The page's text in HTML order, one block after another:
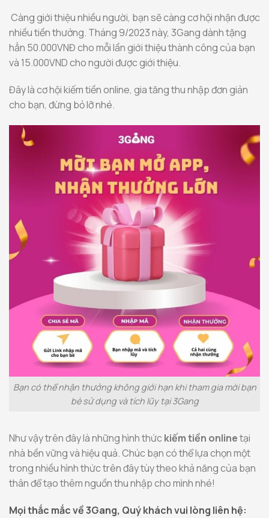
Càng giới thiệu nhiều người, bạn sẽ càng cơ hội nhận được
nhiều tiền thưởng. Tháng 9/2023 này, 3Gang dành tặng
hẳn 50.000VNĐ cho mỗi lần giới thiệu thành công của bạn
và 15.000VND cho người được giới thiệu.
Đây là cơ hội kiếm tiền online, gia tăng thu nhập đơn giản
cho bạn, đừng bỏ lỡ nhé.
Bạn có thể nhận thưởng không giới hạn khi tham gia mời bạn
bè sử dụng và tích lũy tại 3Gang
Như vậy trên đây là những hình thức kiếm tiền onlinetại
nhà bền vững và hiệu quả. Chúc bạn có thể lựa chọn một
trong nhiều hình thức trên đây tùy theo khả năng của bạn
thân để tạo thêm nguồn thu nhập cho mình nhé!
Mọi thắc mắc về 3Gang, Quý khách vui lòng liên hệ: